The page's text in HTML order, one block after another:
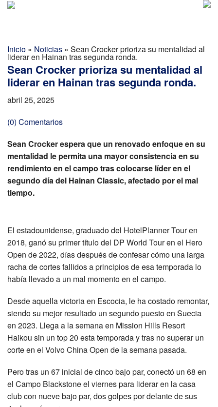
Noticias
Categorias
Inicio » Noticias » Sean Crocker prioriza su mentalidad al
liderar en Hainan tras segunda ronda.
Sean Crocker prioriza su mentalidad al
liderar en Hainan tras segunda ronda.
abril 25, 2025
(0) Comentarios
Sean Crocker espera que un renovado enfoque en su
mentalidad le permita una mayor consistencia en su
rendimiento en el campo tras colocarse líder en el
segundo día del Hainan Classic, afectado por el mal
tiempo.
El estadounidense, graduado del HotelPlanner Tour en
2018, ganó su primer título del DP World Tour en el Hero
Open de 2022, días después de confesar cómo una larga
racha de cortes fallidos a principios de esa temporada lo
había llevado a un mal momento en el campo.
Desde aquella victoria en Escocia, le ha costado remontar,
siendo su mejor resultado un segundo puesto en Suecia
en 2023. Llega a la semana en Mission Hills Resort
Haikou sin un top 20 esta temporada y tras no superar un
corte en el Volvo China Open de la semana pasada.
Pero tras un 67 inicial de cinco bajo par, conectó un 68 en
el Campo Blackstone el viernes para liderar en la casa
club con nueve bajo par, dos golpes por delante de sus